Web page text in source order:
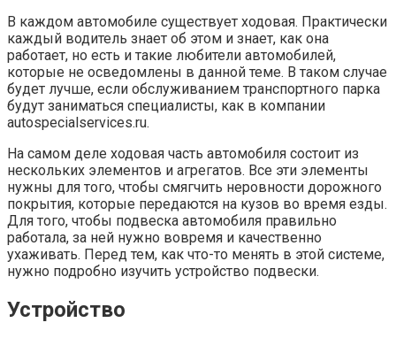
В каждом автомобиле существует ходовая. Практически
каждый водитель знает об этом и знает, как она
работает, но есть и такие любители автомобилей,
которые не осведомлены в данной теме. В таком случае
будет лучше, если обслуживанием транспортного парка
будут заниматься специалисты, как в компании
autospecialservices.ru.
На самом деле ходовая часть автомобиля состоит из
нескольких элементов и агрегатов. Все эти элементы
нужны для того, чтобы смягчить неровности дорожного
покрытия, которые передаются на кузов во время езды.
Для того, чтобы подвеска автомобиля правильно
работала, за ней нужно вовремя и качественно
ухаживать. Перед тем, как что-то менять в этой системе,
нужно подробно изучить устройство подвески.
Устройство